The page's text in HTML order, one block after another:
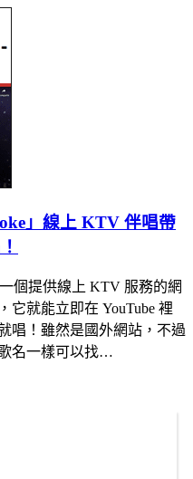
」線上 KTV 伴唱帶
一個提供線上 KTV 服務的網
它就能立即在 YouTube 裡
唱！雖然是國外網站，不過
名一樣可以找…